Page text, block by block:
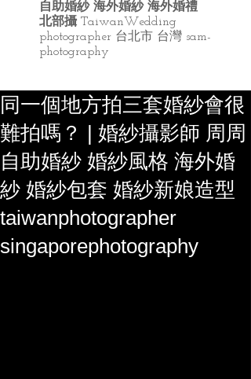
自助婚紗 海外婚紗 海外婚禮
北部攝 TaiwanWedding
photographer 台北市 台灣 sam-
photography
同一個地方拍三套婚紗會很
難拍嗎？ | 婚紗攝影師 周周
自助婚紗 婚紗風格 海外婚
紗 婚紗包套 婚紗新娘造型
taiwanphotographer
singaporephotography